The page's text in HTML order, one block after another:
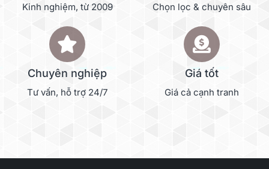
Kinh nghiệm, từ 2009 Chọn lọc & chuyên sâu
Chuyên nghiệp
Tư vấn, hỗ trợ 24/7
Giá tốt
Giá cả cạnh tranh